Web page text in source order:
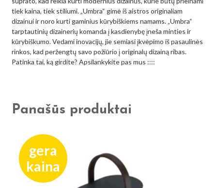
tiek kaina, tiek stiliumi. „Umbra“ gimė iš aistros originaliam
dizainui ir noro kurti gaminius kūrybiškiems namams. „Umbra“
tarptautinių dizainerių komanda į kasdienybę įneša minties ir
kūrybiškumo. Vedami inovacijų, jie semiasi įkvėpimo iš pasaulinės
rinkos, kad peržengtų savo požiūrio į originalų dizainą ribas.
Patinka tai, ką girdite? Apsilankykite pas mus ::::
Panašūs produktai
gera
kaina